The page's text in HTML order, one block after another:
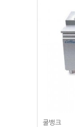
쿨뱅크